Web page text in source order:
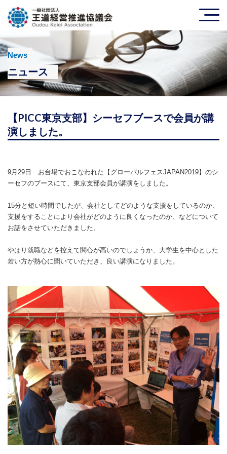
News
ニュース
【PICC東京支部】シーセフブースで会員が講
演しました。
9月29日 お台場でおこなわれた 【グローバルフェスJAPAN2019】のシ
ーセフのブースにて、東京支部会員が講演をしました。
15分と短い時間でしたが、会社としてどのような支援をしているのか、
支援をすることにより会社がどのように良くなったのか、などについて
お話をさせていただきました。
やはり就職などを控えて関心が高いのでしょうか、大学生を中心とした
若い方が熱心に聞いていただき、良い講演になりました。